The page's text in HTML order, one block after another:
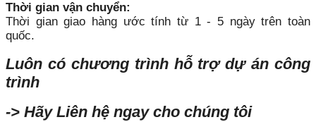
Thời gian vận chuyển:
Thời gian giao hàng ước tính từ 1 - 5 ngày trên toàn
quốc.
Luôn có chương trình hỗ trợ dự án công
trình
-> Hãy Liên hệ ngay cho chúng tôi